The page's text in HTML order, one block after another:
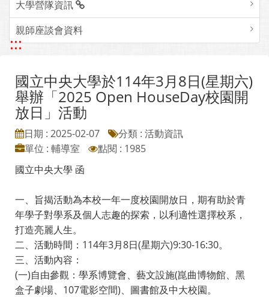
大學營隊資訊
親師座談會資料
:::
國立中央大學於114年3月8日(星期六)
舉辦「2025 Open HouseDay校園開
放日」活動
日期 : 2025-02-07
分類 : 活動資訊
單位 : 輔導室
點閱 : 1985
國立中央大學 函
一、旨揭活動為本校一年一度校園開放日，期有助於青
年學子對學系及個人志趣的探索，以利適性選擇校系，
打造亮麗人生。
二、活動時間：114年3月8日(星期六)9:30-16:30。
三、活動內容：
(一)自由參觀：學系博覽會、藝文設施(崑曲博物館、黑
盒子劇場、107電影空間)、圖書館及中大校園。